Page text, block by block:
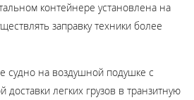
контейнере установлена на
заправку техники более
судно на воздушной подушке с
легких грузов в транзитную